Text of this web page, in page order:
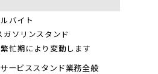
バイト
ガソリンスタンド
忙期により変動します
ービススタンド業務全般